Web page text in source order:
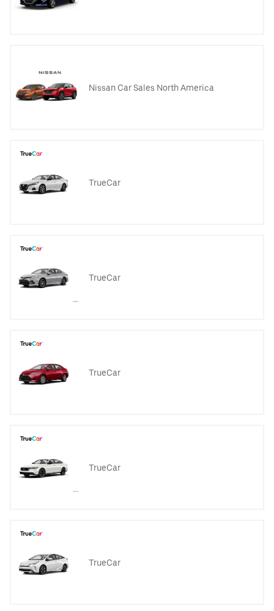
Nissan Car Sales North America
TrueCar
TrueCar
TrueCar
TrueCar
TrueCar